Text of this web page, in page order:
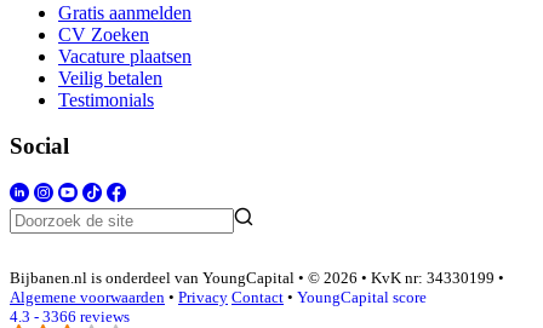
Gratis aanmelden
CV Zoeken
Vacature plaatsen
Veilig betalen
Testimonials
Social
Bijbanen.nl is onderdeel van YoungCapital • © 2026 • KvK nr: 34330199 •
Algemene voorwaarden • Privacy Contact • YoungCapital score
4.3 - 3366 reviews